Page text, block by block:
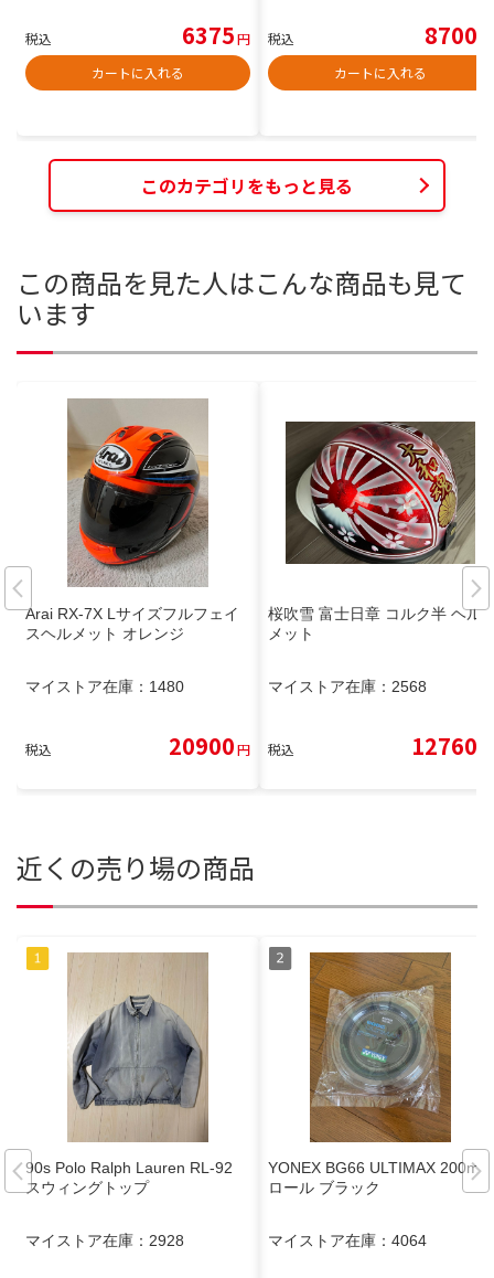
税込 6375円
カートに入れる
税込 8700
カートに入れる
このカテゴリをもっと見る
この商品を見た人はこんな商品も見て
います
Arai RX-7X Lサイズフルフェイ
スヘルメット オレンジ
マイストア在庫： 1480
税込 20900円
桜吹雪 富士日章 コルク半 ヘル
メット
マイストア在庫： 2568
税込 12760
近くの売り場の商品
90s Polo Ralph Lauren RL-92
スウィングトップ
マイストア在庫： 2928
YONEX BG66 ULTIMAX 200m
ロール ブラック
マイストア在庫： 4064